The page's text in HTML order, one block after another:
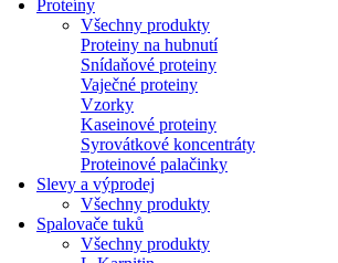
Proteíny
Všechny produkty
Proteiny na hubnutí
Snídaňové proteiny
Vaječné proteiny
Vzorky
Kaseinové proteiny
Syrovátkové koncentráty
Proteinové palačinky
Slevy a výprodej
Všechny produkty
Spalovače tuků
Všechny produkty